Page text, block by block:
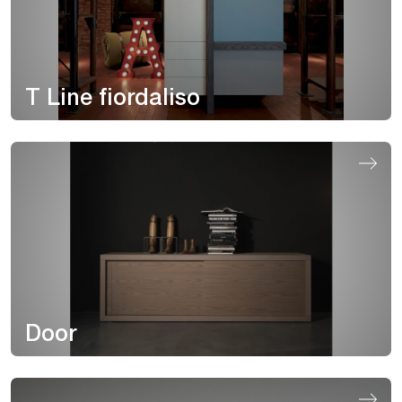
T Line fiordaliso
Door